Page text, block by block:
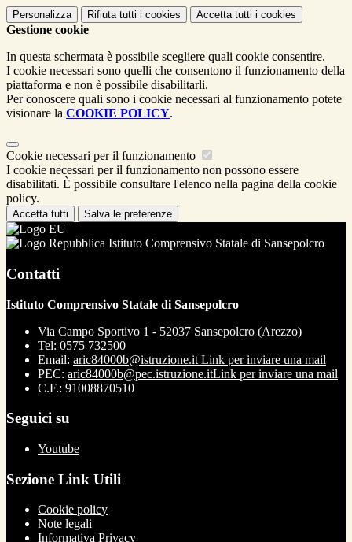
Personalizza Rifiuta tutti i cookies Accetta tutti i cookies
Gestione cookie
In questa schermata è possibile scegliere quali cookie consentire.
I cookie necessari sono quelli che consentono il funzionamento della
piattaforma e non è possibile disabilitarli.
Per conoscere quali sono i cookie necessari al funzionamento potete
visionare la COOKIE POLICY.
Cookie necessari per il funzionamento
I cookie necessari per il funzionamento non possono essere
disabilitati. È possibile consultare l'elenco nella pagina della cookie
policy.
Accetta tutti Salva le preferenze
Istituto Comprensivo Statale di Sansepolcro
Contatti
Istituto Comprensivo Statale di Sansepolcro
Via Campo Sportivo 1 - 52037 Sansepolcro (Arezzo)
Tel: 0575 732500
Email: aric84000b@istruzione.it Link per inviare una mail
PEC: aric84000b@pec.istruzione.itLink per inviare una mail
C.F.: 91008870510
Seguici su
Youtube
Sezione Link Utili
Cookie policy
Note legali
Informativa Privacy